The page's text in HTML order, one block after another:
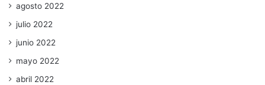
agosto 2022
julio 2022
junio 2022
mayo 2022
abril 2022